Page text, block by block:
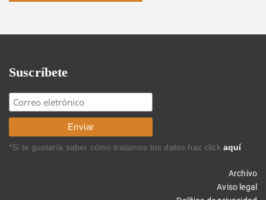
Suscríbete
*Si te gustaría saber cómo tratamos tus datos haz click aquí
Archivo
Aviso legal